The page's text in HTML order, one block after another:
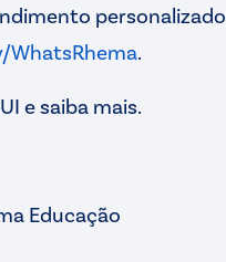
e saiba mais.
Educação